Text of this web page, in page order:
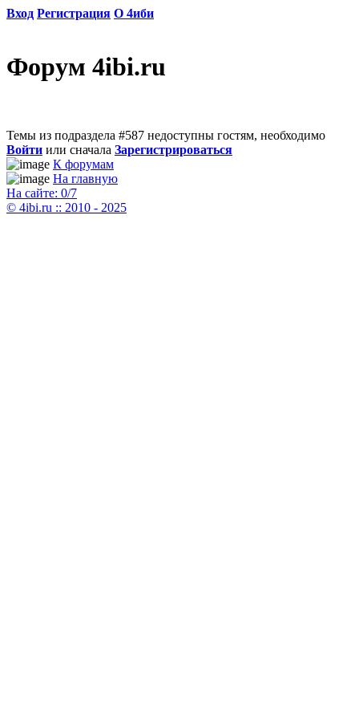
Вход Регистрация О 4иби
Форум 4ibi.ru
Темы из подраздела #587 недоступны гостям, необходимо
Войти или сначала Зарегистрироваться
К форумам
На главную
На сайте: 0/7
© 4ibi.ru :: 2010 - 2025